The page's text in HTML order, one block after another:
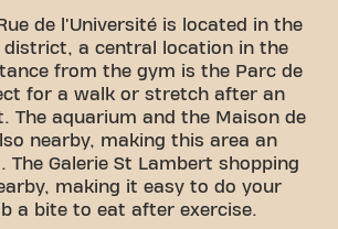
de l'Université is located in the
district, a central location in the
from the gym is the Parc de
for a walk or stretch after an
The aquarium and the Maison de
nearby, making this area an
The Galerie St Lambert shopping
making it easy to do your
a bite to eat after exercise.